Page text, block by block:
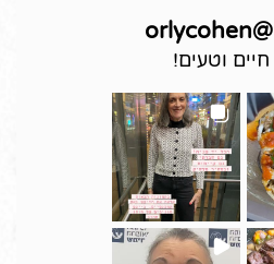
@
orlycohen
חיים וטעים!